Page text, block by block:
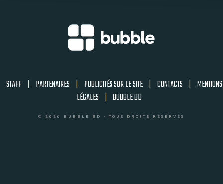
STAFF | PARTENAIRES | PUBLICITÉS SUR LE SITE | CONTACTS | MENTIONS
LÉGALES | BUBBLE BD
© 2026 BUBBLE BD - TOUS DROITS RÉSERVÉS